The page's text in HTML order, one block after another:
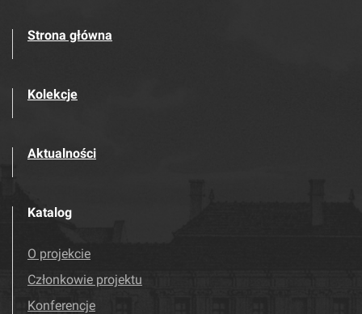
Strona główna
Kolekcje
Aktualności
Katalog
O projekcie
Członkowie projektu
Konferencje